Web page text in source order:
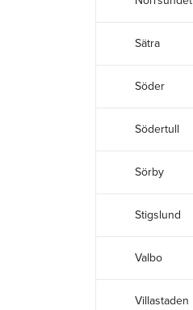
Sätra
Söder
Södertull
Sörby
Stigslund
Valbo
Villastaden